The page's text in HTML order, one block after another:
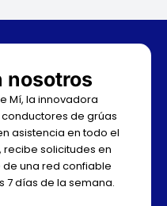
nosotros
Mí, la innovadora
de grúas
asistencia en todo el
recibe solicitudes en
una red confiable
7 días de la semana.